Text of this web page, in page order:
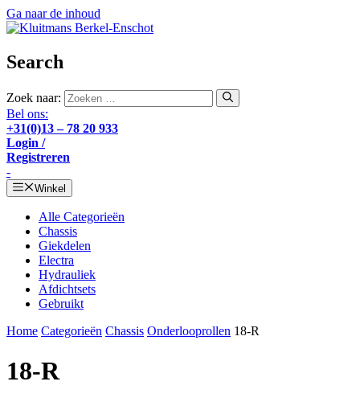
Ga naar de inhoud
Search
Zoek naar:
Bel ons:
+31(0)13 – 78 20 933
Login /
Registreren
-
Winkel
Alle Categorieën
Chassis
Giekdelen
Electra
Hydrauliek
Afdichtsets
Gebruikt
Home Categorieën Chassis Onderlooprollen 18-R
18-R